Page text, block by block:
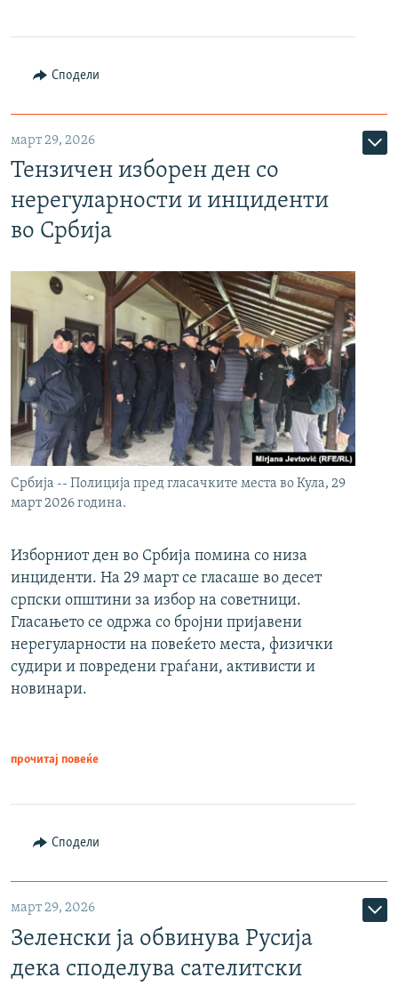
Сподели
март 29, 2026
Тензичен изборен ден со
нерегуларности и инциденти
во Србија
Србија -- Полиција пред гласачките места во Кула, 29
март 2026 година.
Изборниот ден во Србија помина со низа
инциденти. На 29 март се гласаше во десет
српски општини за избор на советници.
Гласањето се одржа со бројни пријавени
нерегуларности на повеќето места, физички
судири и повредени граѓани, активисти и
новинари.
прочитај повеќе
Сподели
март 29, 2026
Зеленски ја обвинува Русија
дека споделува сателитски